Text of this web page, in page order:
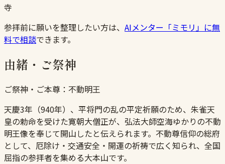
寺
参拝前に願いを整理したい方は、 AIメンター「ミモリ」に無
料で相談できます。
由緒・ご祭神
ご祭神・ご本尊： 不動明王
天慶3年（940年）、平将門の乱の平定祈願のため、朱雀天
皇の勅命を受けた寛朝大僧正が、弘法大師空海ゆかりの不動
明王像を奉じて開山したと伝えられます。不動尊信仰の総府
として、厄除け・交通安全・開運の祈祷で広く知られ、全国
屈指の参拝者を集める大本山です。